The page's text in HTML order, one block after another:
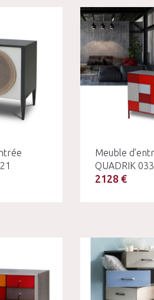
Meuble
QUADRIK 033
2128 €